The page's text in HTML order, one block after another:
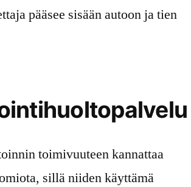
pääsee sisään autoon ja tien
toimivuuteen kannattaa
sillä niiden käyttämä